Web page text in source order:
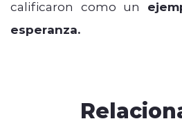
calificaron como un
esperanza.